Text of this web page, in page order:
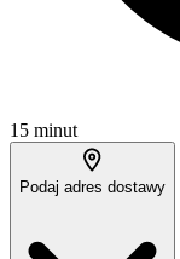
15 minut
Podaj adres dostawy